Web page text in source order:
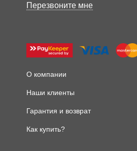
Перезвоните мне
О компании
Наши клиенты
Гарантия и возврат
Как купить?